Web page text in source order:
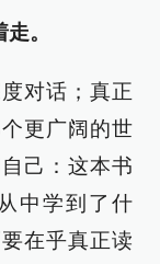
。
对话；真正
更广阔的世
己：这本书
中学到了什
在乎真正读